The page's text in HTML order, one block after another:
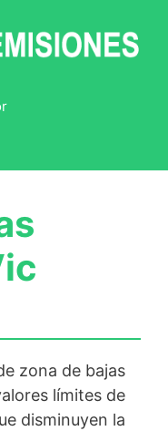
zona de bajas
límites de
disminuyen la